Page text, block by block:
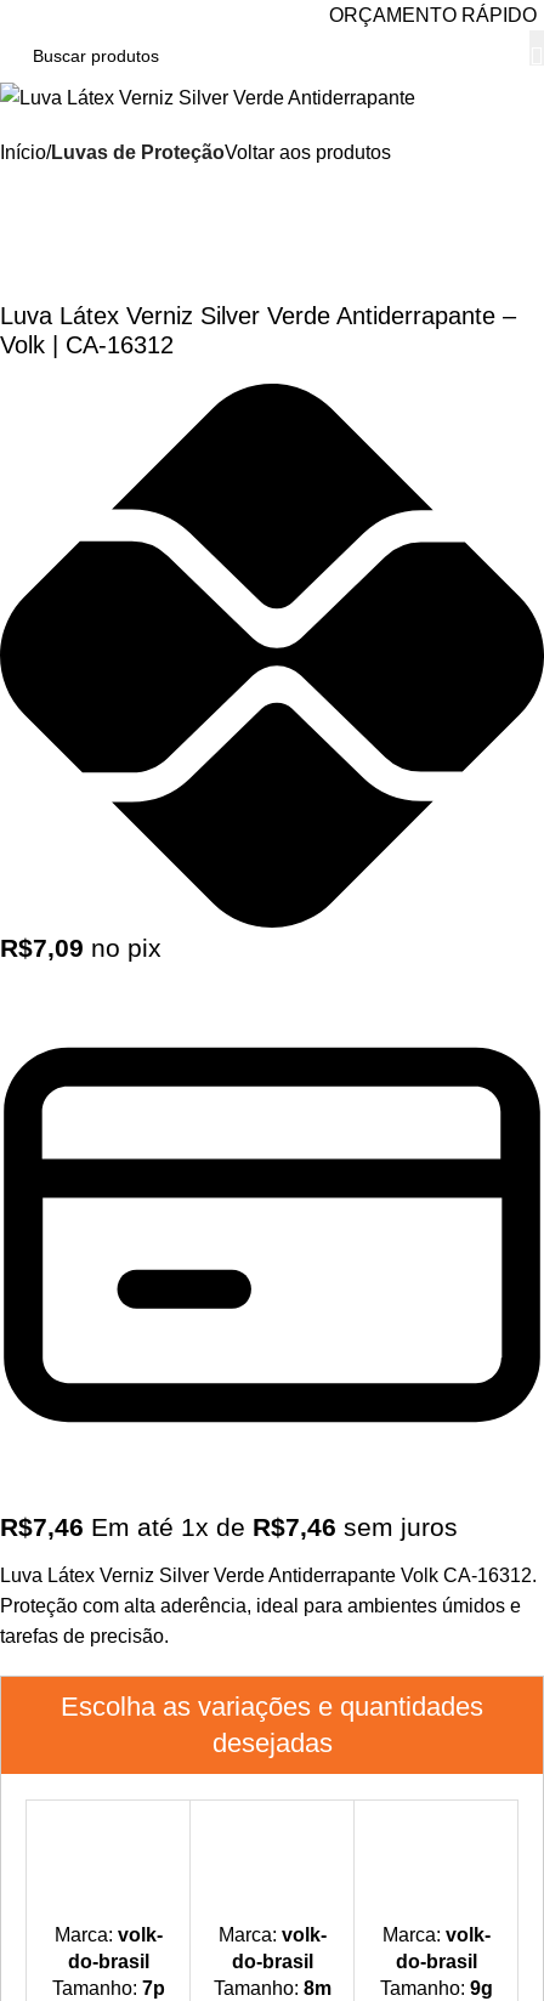
ORÇAMENTO RÁPIDO
Início Luvas de ProteçãoVoltar aos produtos
Luva Látex Verniz Silver Verde Antiderrapante –
Volk | CA-16312
R$7,09 no pix
R$7,46 Em até 1x de R$7,46 sem juros
Luva Látex Verniz Silver Verde Antiderrapante Volk CA-16312.
Proteção com alta aderência, ideal para ambientes úmidos e
tarefas de precisão.
Escolha as variações e quantidades
desejadas
Marca: volk-
do-brasil
Tamanho: 7p
Marca: volk-
do-brasil
Tamanho: 8m
Marca: volk-
do-brasil
Tamanho: 9g